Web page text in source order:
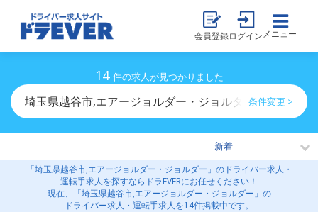
会員登録ログイン メニュー
14 件の求人が見つかりました
埼玉県越谷市,エアージョルダー・ジョルダーのドライバ
条件変更 >
「埼玉県越谷市,エアージョルダー・ジョルダー」のドライバー求人・
運転手求人を探すならドラEVERにお任せください！
現在、「埼玉県越谷市,エアージョルダー・ジョルダー」の
ドライバー求人・運転手求人を14件掲載中です。